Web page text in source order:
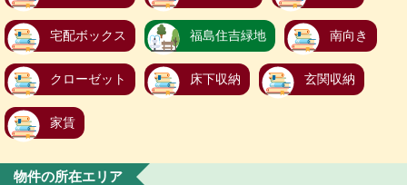
宅配ボックス 福島住吉緑地 南向き
クローゼット 床下収納 玄関収納
家賃
物件の所在エリア